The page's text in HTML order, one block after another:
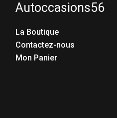
Autoccasions56
La Boutique
Contactez-nous
Mon Panier